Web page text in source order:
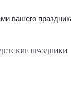
вашего
ПРАЗДНИКИ